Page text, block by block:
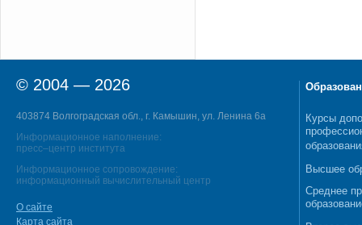
© 2004 — 2026
403874 Волгоградская обл., г. Камышин, ул. Ленина 6а
Информационное наполнение:
пресс–центр института
Информационное сопровождение:
информационный вычислительный центр
О сайте
Карта сайта
Курсы
Высшее
Среднее